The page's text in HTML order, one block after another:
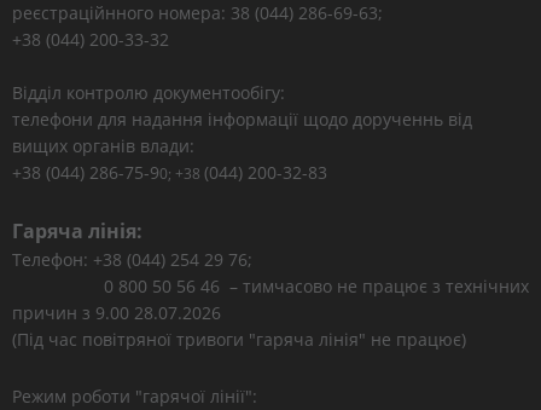
реєстраційнного номера: 38 (044) 286-69-63;
+38 (044) 200-33-32
Відділ контролю документообігу:
телефони для надання інформації щодо дорученнь від
вищих органів влади:
+38 (044) 286-75-90; +38 (044) 200-32-83
Гаряча лінія:
Телефон: +38 (044) 254 29 76;
0 800 50 56 46 – тимчасово не працює з технічних
причин з 9.00 28.07.2026
(Під час повітряної тривоги "гаряча лінія" не працює)
Режим роботи "гарячої лінії":